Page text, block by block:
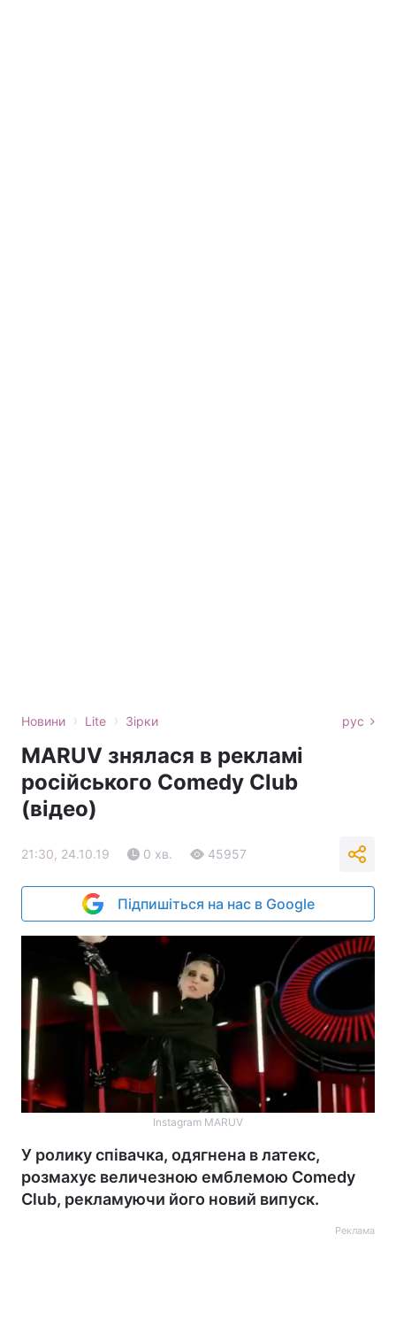
Новини › Lite › Зірки рус
MARUV знялася в рекламі
російського Comedy Сlub
(відео)
21:30, 24.10.19 0 хв. 45957
Підпишіться на нас в Google
Instagram MARUV
У ролику співачка, одягнена в латекс,
розмахує величезною емблемою Comedy
Сlub, рекламуючи його новий випуск.
Реклама